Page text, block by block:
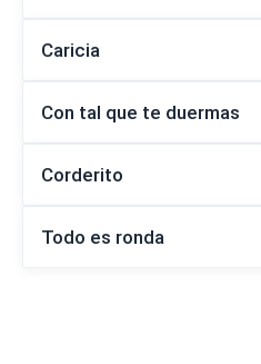
Caricia
Con tal que te duermas
Corderito
Todo es ronda